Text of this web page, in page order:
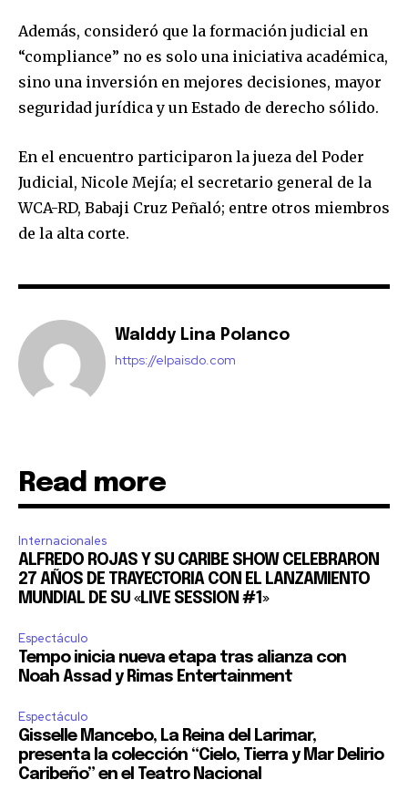
Además, consideró que la formación judicial en
“compliance” no es solo una iniciativa académica,
sino una inversión en mejores decisiones, mayor
seguridad jurídica y un Estado de derecho sólido.
En el encuentro participaron la jueza del Poder
Judicial, Nicole Mejía; el secretario general de la
WCA-RD, Babaji Cruz Peñaló; entre otros miembros
de la alta corte.
Walddy Lina Polanco
https://elpaisdo.com
Read more
Internacionales
ALFREDO ROJAS Y SU CARIBE SHOW CELEBRARON
27 AÑOS DE TRAYECTORIA CON EL LANZAMIENTO
MUNDIAL DE SU «LIVE SESSION #1»
Espectáculo
Tempo inicia nueva etapa tras alianza con
Noah Assad y Rimas Entertainment
Espectáculo
Gisselle Mancebo, La Reina del Larimar,
presenta la colección “Cielo, Tierra y Mar Delirio
Caribeño” en el Teatro Nacional